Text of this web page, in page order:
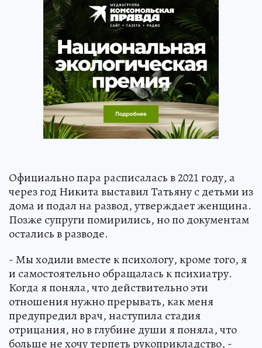
Официально пара расписалась в 2021 году, а
через год Никита выставил Татьяну с детьми из
дома и подал на развод, утверждает женщина.
Позже супруги помирились, но по документам
остались в разводе.
- Мы ходили вместе к психологу, кроме того, я
и самостоятельно обращалась к психиатру.
Когда я поняла, что действительно эти
отношения нужно прерывать, как меня
предупредил врач, наступила стадия
отрицания, но в глубине души я поняла, что
больше не хочу терпеть рукоприкладство, -